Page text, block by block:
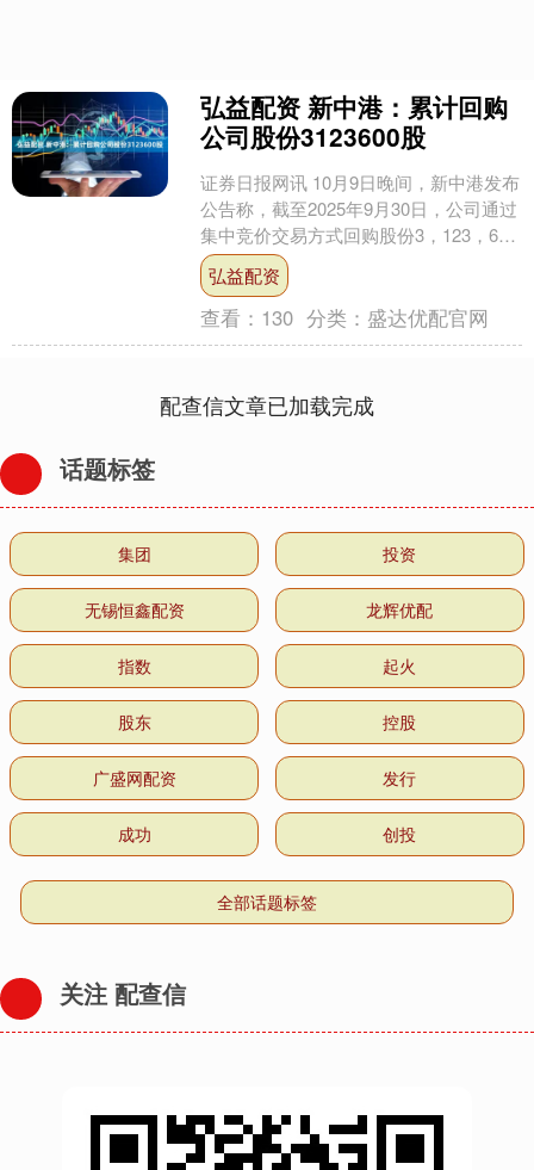
弘益配资 新中港：累计回购
公司股份3123600股
证券日报网讯 10月9日晚间，新中港发布
公告称，截至2025年9月30日，公司通过
集中竞价交易方式回购股份3，123，600
股，占公司总股本的比例为0.78%。....
弘益配资
查看： 130 分类： 盛达优配官网
配查信文章已加载完成
话题标签
集团 投资
无锡恒鑫配资 龙辉优配
指数 起火
股东 控股
广盛网配资 发行
成功 创投
全部话题标签
关注 配查信